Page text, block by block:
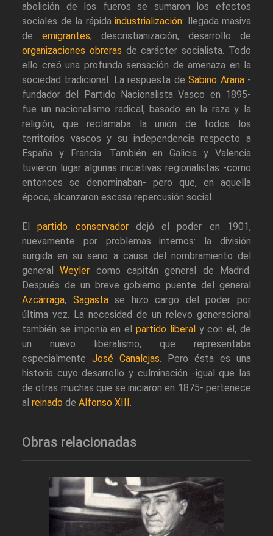
abolición de los fueros se sumaron los efectos
sociales de la rápida industrialización: llegada masiva
de emigrantes, descristianización, desarrollo de
organizaciones obreras de carácter socialista. Todo
ello creó una profunda sensación de amenaza en la
sociedad tradicional. La respuesta deSabino Arana-
fundador del Partido Nacionalista Vasco en 1895-
fue un nacionalismo radical, basado en la raza y la
religión, que reclamaba la unión de todos los
territorios vascos y su independencia respecto a
España y Francia. También en Galicia y Valencia
tuvieron lugar algunas iniciativas regionalistas -como
entonces se denominaban- pero que, en aquella
época, alcanzaron escasa repercusión social.
Elpartido conservadordejó el poder en 1901,
nuevamente por problemas internos: la división
surgida en su seno a causa del nombramiento del
generalWeyler como capitán general de Madrid.
Después de un breve gobierno puente del general
Azcárraga, Sagastase hizo cargo del poder por
última vez. La necesidad de un relevo generacional
también se imponía en el partido liberal y con él, de
un nuevo liberalismo, que representaba
especialmente José Canalejas. Pero ésta es una
historia cuyo desarrollo y culminación -igual que las
de otras muchas que se iniciaron en 1875- pertenece
al reinado de Alfonso XIII .
Obras relacionadas